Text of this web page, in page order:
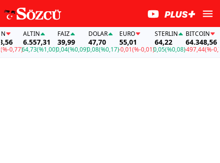
ALTIN
6.557,31
64,73(%1,00)
FAİZ
39,99
0,04(%0,09)
DOLAR
47,70
0,08(%0,17)
EURO
55,01
-0,01(%-0,01)
STERLIN
64,22
0,05(%0,08)
BITCOIN
64.348,56
-497,44(%-0,77)